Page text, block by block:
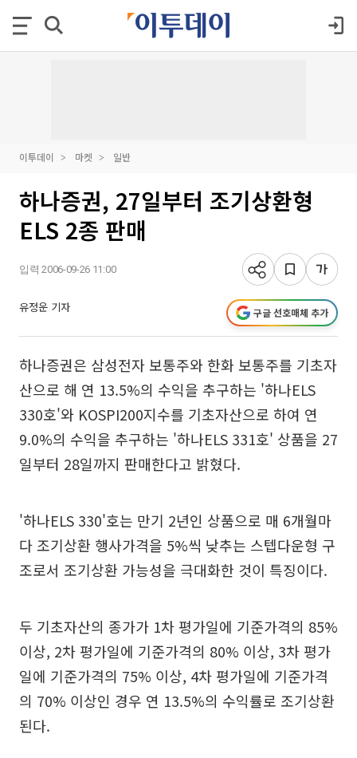
이투데이 마켓 일반
하나증권, 27일부터 조기상환형
ELS 2종 판매
입력 2006-09-26 11:00
유정운 기자 구글 선호매체 추가
하나증권은 삼성전자 보통주와 한화 보통주를 기초자
산으로 해 연 13.5%의 수익을 추구하는 '하나ELS
330호'와 KOSPI200지수를 기초자산으로 하여 연
9.0%의 수익을 추구하는 '하나ELS 331호' 상품을 27
일부터 28일까지 판매한다고 밝혔다.
'하나ELS 330'호는 만기 2년인 상품으로 매 6개월마
다 조기상환 행사가격을 5%씩 낮추는 스텝다운형 구
조로서 조기상환 가능성을 극대화한 것이 특징이다.
두 기초자산의 종가가 1차 평가일에 기준가격의 85%
이상, 2차 평가일에 기준가격의 80% 이상, 3차 평가
일에 기준가격의 75% 이상, 4차 평가일에 기준가격
의 70% 이상인 경우 연 13.5%의 수익률로 조기상환
된다.